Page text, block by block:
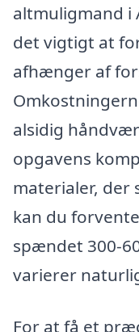
altmuligmand i
det vigtigt at
afhænger af
alsidig
opgavens
materialer, der
kan du
spændet 300-
varierer
For at få et